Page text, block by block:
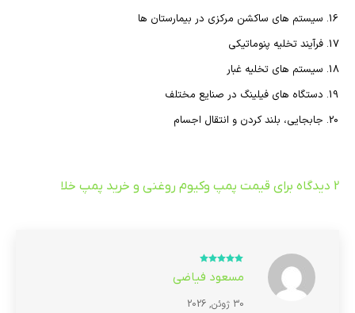
سیستم های ساکشن مرکزی در بیمارستان ها
فرآیند تخلیه پنوماتیکی
سیستم های تخلیه غبار
دستگاه های فیلینگ در صنایع مختلف
جابجایی، بلند کردن و انتقال اجسام
2 دیدگاه برای قیمت پمپ وکیوم روغنی و خرید پمپ خلا
مسعود فیاضی
30 ژوئن, 2026